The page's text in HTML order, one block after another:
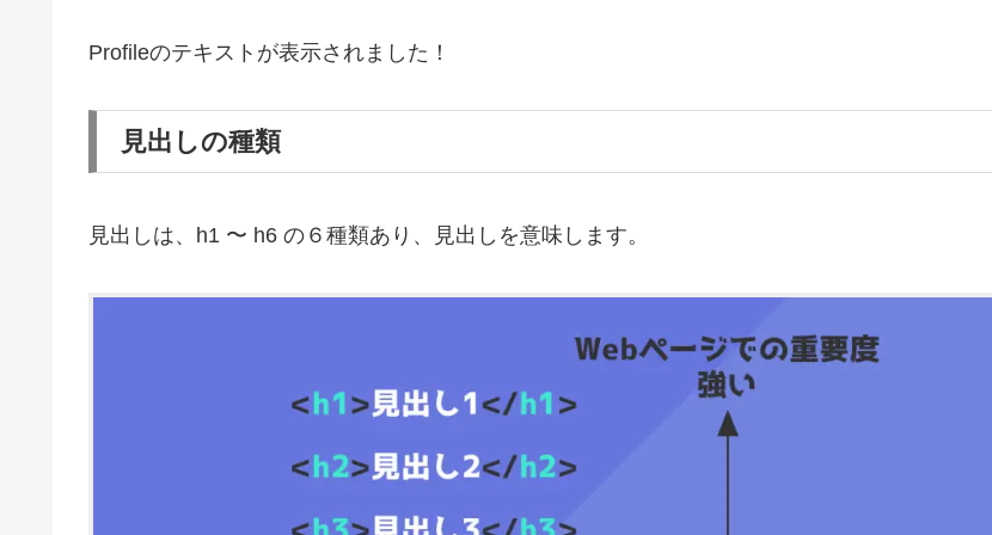
Profileのテキストが表示されました！
見出しの種類
見出しは、h1 〜 h6 の６種類あり、見出しを意味します。